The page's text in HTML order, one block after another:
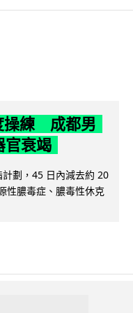
操練 成都男
官衰竭
劃，45 日內減去約 20
性膿毒症、膿毒性休克